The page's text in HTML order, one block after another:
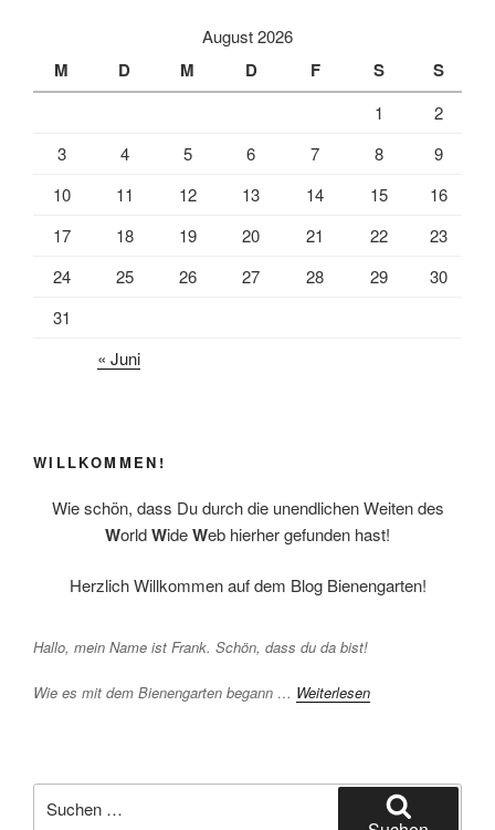
o
n
August 2026
M D M D F S S
1
2
3
4 5 6 7 8
9
10
11 12 13 14 15
16
17
18 19 20 21 22
23
24
25 26 27 28 29
30
31
« Juni
WILLKOMMEN!
Wie schön, dass Du durch die unendlichen Weiten des
WorldWideWeb hierher gefunden hast!
Herzlich Willkommen auf dem Blog Bienengarten!
Hallo, mein Name ist Frank. Schön, dass du da bist!
Wie es mit dem Bienengarten begann … Weiterlesen
nach: